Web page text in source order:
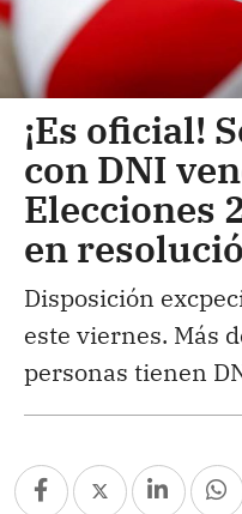
¡Es oficial!
con DNI
Elecciones
en
Disposición
este viernes. Más
personas tienen